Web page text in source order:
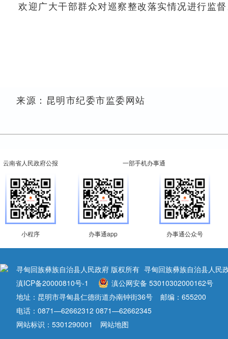
欢迎广大干部群众对巡察整改落实情况进行监
来源：昆明市纪委市监委网站
云南省人民政府公报
小程序
一部手机办事通
办事通app 办事通公众号
寻甸回族彝族自治县人民政府 版权所有 寻甸回族彝族自治县人民
滇ICP备20000810号-1
滇公网安备 53010302000162号
地址：昆明市寻甸县仁德街道办南钟街36号
邮编：655200
电话：0871—62662312 0871—62662345
网站标识：5301290001
网站地图